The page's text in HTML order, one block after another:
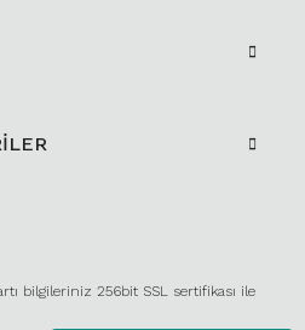
bilgileriniz 256bit SSL sertifikası ile